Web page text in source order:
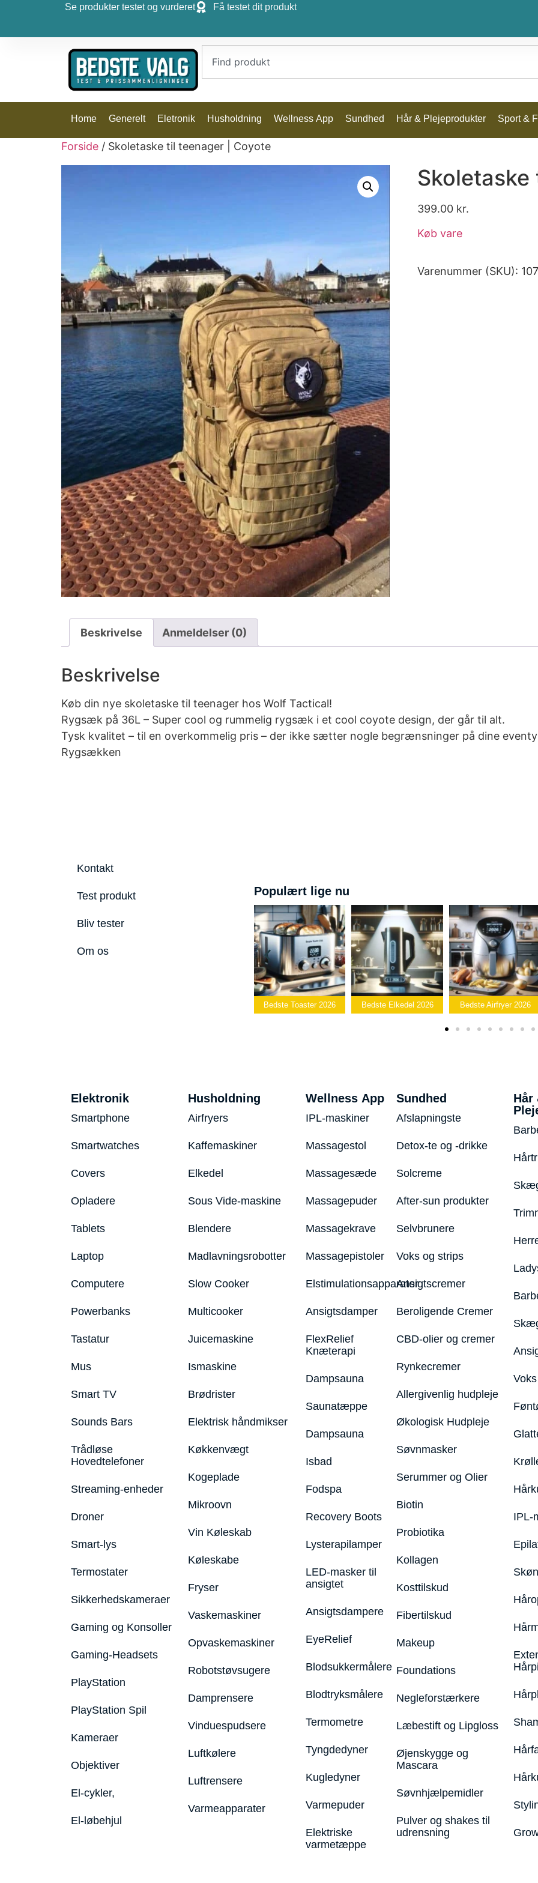
Se produkter testet og vurderet Få testet dit produkt
Home Generelt Eletronik Husholdning Wellness App Sundhed Hår & Plejeprodukter Sport &
Forside / Skoletaske til teenager | Coyote
399.00 kr.
Køb vare
Varenummer (SKU):
Beskrivelse Anmeldelser (0)
Beskrivelse
Køb din nye skoletaske til teenager hos Wolf Tactical!
Rygsæk på 36L – Super cool og rummelig rygsæk i et cool coyote design, der går til alt.
Tysk kvalitet – til en overkommelig pris – der ikke sætter nogle begrænsninger på dine
Rygsækken
Kontakt
Test produkt
Bliv tester
Om os
Populært lige nu
Bedste Elkedel 2026 Bedste Airfryer 2026
Bedste
Popcornmaskine 2026
Elektronik
Smartphone
Smartwatches
Covers
Opladere
Tablets
Laptop
Computere
Powerbanks
Tastatur
Mus
Smart TV
Sounds Bars
Trådløse
Hovedtelefoner
Streaming-enheder
Droner
Smart-lys
Termostater
Sikkerhedskameraer
Gaming og Konsoller
Gaming-Headsets
PlayStation
PlayStation Spil
Kameraer
Objektiver
El-cykler,
El-løbehjul
Husholdning
Airfryers
Kaffemaskiner
Elkedel
Sous Vide-maskine
Blendere
Madlavningsrobotter
Slow Cooker
Multicooker
Juicemaskine
Ismaskine
Brødrister
Elektrisk håndmikser
Køkkenvægt
Kogeplade
Mikroovn
Vin Køleskab
Køleskabe
Fryser
Vaskemaskiner
Opvaskemaskiner
Robotstøvsugere
Damprensere
Vinduespudsere
Luftkølere
Luftrensere
Varmeapparater
Wellness App
IPL-maskiner
Massagestol
Massagesæde
Massagepuder
Massagekrave
Massagepistoler
Elstimulationsapparater
Ansigtsdamper
FlexRelief
Knæterapi
Dampsauna
Saunatæppe
Dampsauna
Isbad
Fodspa
Recovery Boots
Lysterapilamper
LED-masker til
ansigtet
Ansigtsdampere
EyeRelief
Blodsukkermålere
Blodtryksmålere
Termometre
Tyngdedyner
Kugledyner
Varmepuder
Elektriske
varmetæppe
Sundhed
Afslapningste
Detox-te og -drikke
Solcreme
After-sun produkter
Selvbrunere
Voks og strips
Ansigtscremer
Beroligende Cremer
CBD-olier og cremer
Rynkecremer
Allergivenlig hudpleje
Økologisk Hudpleje
Søvnmasker
Serummer og Olier
Biotin
Probiotika
Kollagen
Kosttilskud
Fibertilskud
Makeup
Foundations
Negleforstærkere
Læbestift og Lipgloss
Øjenskygge og
Mascara
Søvnhjælpemidler
Pulver og shakes til
udrensning
Hår
IPL-